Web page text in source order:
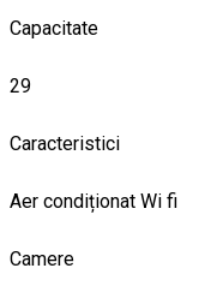
Capacitate
29
Caracteristici
Aer condiționat Wi fi
Camere